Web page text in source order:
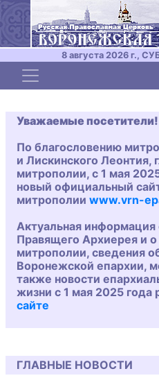
8 августа 2026 г.,
Toggle navigation
Уважаемые посетители!
По благословению
и Лискинского Леонтия,
митрополии, с 1 мая
новый официальный
митрополии www.vrn-
Актуальная
Правящего Архиерея и о
митрополии, сведения
Воронежской епархии,
также новости
жизни с 1 мая 2025
сайте
ГЛАВНЫЕ НОВОСТИ